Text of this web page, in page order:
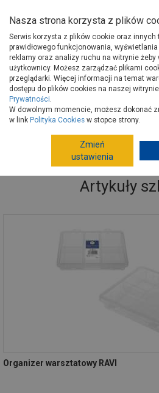
Strona główna Artykuły sezonowe i
Artykuły szkolne
Artykuły
Organizer warsztatowy RAVI
Nasza strona korzysta z plików
Serwis korzysta z plików cookie oraz
prawidłowego funkcjonowania,
reklamy oraz analizy ruchu na witrynie żeby
użytkownicy. Możesz zarządzać plikami
przeglądarki. Więcej informacji na temat
dostępu do plików cookies na naszej
Prywatności.
W dowolnym momencie, możesz dokonać
w link Polityka Cookies w stopce strony.
Zmień
ustawienia